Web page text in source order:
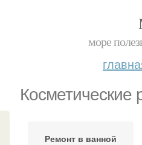
море
Косметические
Ремонт в ванной